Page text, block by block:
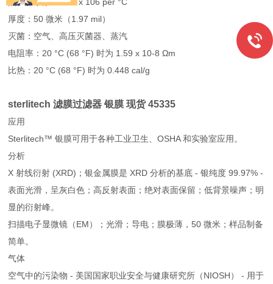
厚度：50 微米（1.97 mil）
灭菌：空气、高压灭菌器、蒸汽
电阻率：20 °C (68 °F) 时为 1.59 x 10-8 Ωm
比热：20 °C (68 °F) 时为 0.448 cal/g
sterlitech 滤膜过滤器 银膜 现货45335
应用
Sterlitech™ 银膜可用于各种工业卫生、OSHA 和实验室应用。
分析
X 射线衍射 (XRD)；银金属膜是 XRD 分析的基底 - 银纯度 99.97% -
表面光滑，呈灰白色；高反射表面；绝对表面保留；低背景噪声；明
显的衍射峰。
扫描电子显微镜（EM）；光滑；导电；膜极薄，50 微米；样品制备
简单。
气体
空气中的污染物 - 美国国家职业安全与健康研究所（NIOSH） - 用于